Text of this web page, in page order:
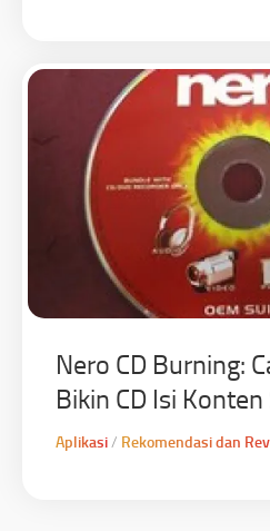
Nero CD Burning:
Bikin CD Isi
Aplikasi/ Rekomendasi dan